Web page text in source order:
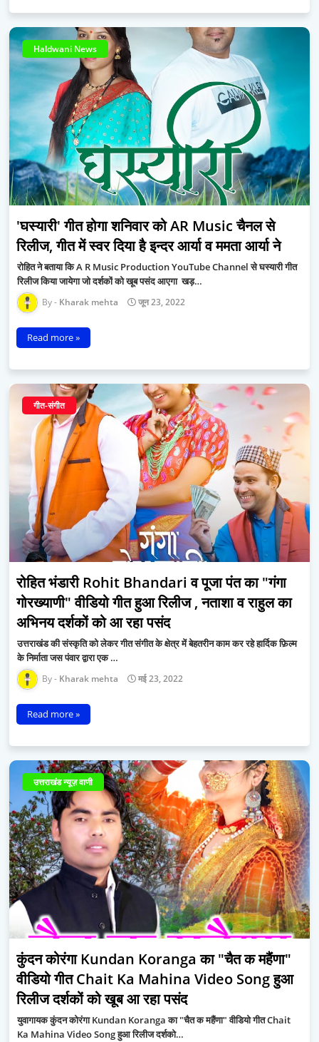
Haldwani News
'घस्यारी' गीत होगा शनिवार को AR Music चैनल से
रिलीज, गीत में स्वर दिया है इन्दर आर्या व ममता आर्या ने
रोहित ने बताया कि A R Music Production YouTube Channel से घस्यारी गीत
रिलीज किया जायेगा जो दर्शकों को खूब पसंद आएगा खड़…
Kharak mehta जून 23, 2022
Read more »
गीत-संगीत
रोहित भंडारी Rohit Bhandari व पूजा पंत का "गंगा
गोरख्याणी" वीडियो गीत हुआ रिलीज , नताशा व राहुल का
अभिनय दर्शकों को आ रहा पसंद
उत्तराखंड की संस्कृति को लेकर गीत संगीत के क्षेत्र में बेहतरीन काम कर रहे हार्दिक फ़िल्म
के निर्माता जस पंवार द्वारा एक …
Kharak mehta मई 23, 2022
Read more »
उत्तराखंड न्यूज़ वाणी
कुंदन कोरंगा Kundan Koranga का "चैत क महैंणा"
वीडियो गीत Chait Ka Mahina Video Song हुआ
रिलीज दर्शकों को खूब आ रहा पसंद
युवागायक कुंदन कोरंगा Kundan Koranga का "चैत क महैंणा" वीडियो गीत Chait
Ka Mahina Video Song हुआ रिलीज दर्शको…